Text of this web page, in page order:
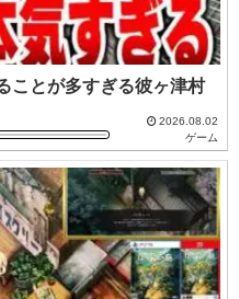
ことが多すぎる彼ヶ津村
2026.08.02
ゲーム